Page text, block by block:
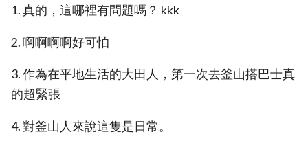
1. 真的，這哪裡有問題嗎？ kkk
2. 啊啊啊啊好可怕
3. 作為在平地生活的大田人，第一次去釜山搭巴士真
的超緊張
4. 對釜山人來說這隻是日常。